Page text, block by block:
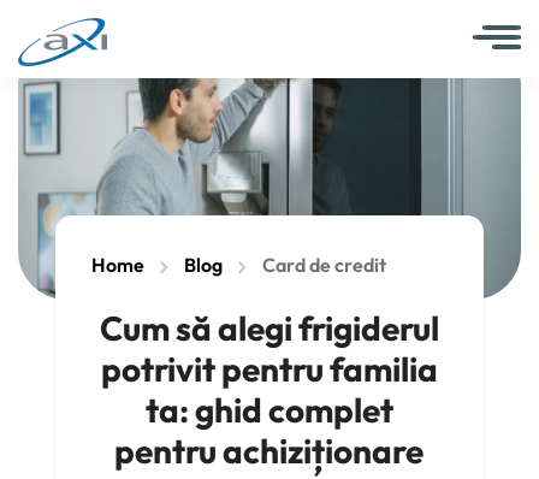
Home Blog Card de credit
Cum să alegi frigiderul
potrivit pentru familia
ta: ghid complet
pentru achiziționare